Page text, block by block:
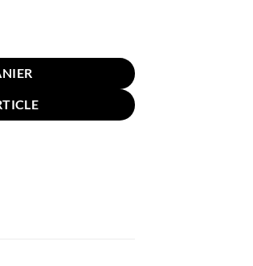
Forme 45x35cm Noir Respirant